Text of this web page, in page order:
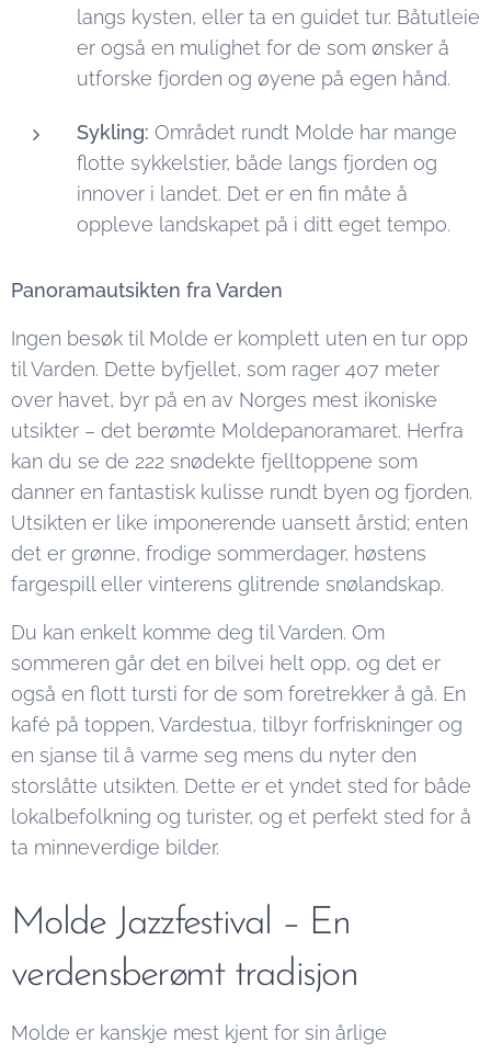
langs kysten, eller ta en guidet tur. Båtutleie
er også en mulighet for de som ønsker å
utforske fjorden og øyene på egen hånd.
Sykling: Området rundt Molde har mange
flotte sykkelstier, både langs fjorden og
innover i landet. Det er en fin måte å
oppleve landskapet på i ditt eget tempo.
Panoramautsikten fra Varden
Ingen besøk til Molde er komplett uten en tur opp
til Varden. Dette byfjellet, som rager 407 meter
over havet, byr på en av Norges mest ikoniske
utsikter – det berømte Moldepanoramaret. Herfra
kan du se de 222 snødekte fjelltoppene som
danner en fantastisk kulisse rundt byen og fjorden.
Utsikten er like imponerende uansett årstid; enten
det er grønne, frodige sommerdager, høstens
fargespill eller vinterens glitrende snølandskap.
Du kan enkelt komme deg til Varden. Om
sommeren går det en bilvei helt opp, og det er
også en flott tursti for de som foretrekker å gå. En
kafé på toppen, Vardestua, tilbyr forfriskninger og
en sjanse til å varme seg mens du nyter den
storslåtte utsikten. Dette er et yndet sted for både
lokalbefolkning og turister, og et perfekt sted for å
ta minneverdige bilder.
Molde Jazzfestival – En
verdensberømt tradisjon
Molde er kanskje mest kjent for sin årlige